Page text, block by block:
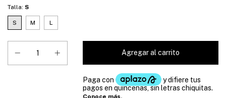
Talla: S
S M L